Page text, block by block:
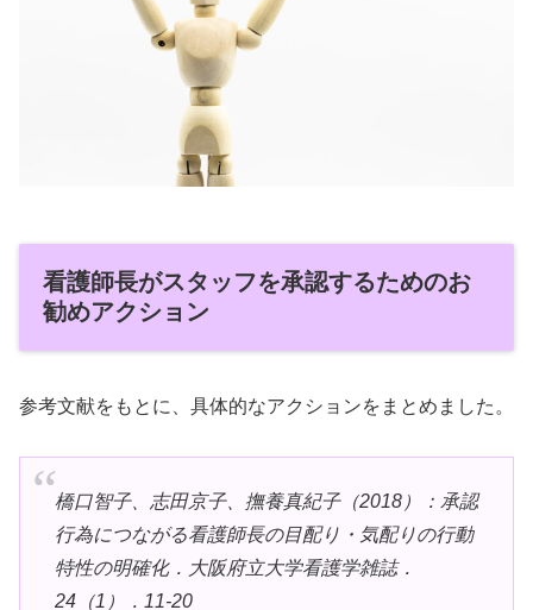
看護師長がスタッフを承認するためのお
勧めアクション
参考文献をもとに、具体的なアクションをまとめました。
橋口智子、志田京子、撫養真紀子（2018）：承認
行為につながる看護師長の目配り・気配りの行動
特性の明確化．大阪府立大学看護学雑誌．
24（1）．11-20